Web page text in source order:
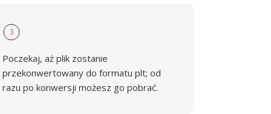
3
Poczekaj, aż plik zostanie
przekonwertowany do formatu plt; od
razu po konwersji możesz go pobrać.